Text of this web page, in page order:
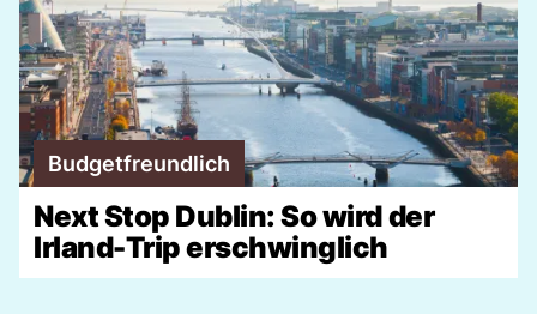
Budgetfreundlich
Next Stop Dublin: So wird der
Irland-Trip erschwinglich